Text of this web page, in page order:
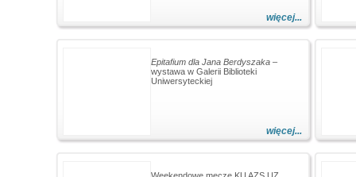
więcej...
więcej...
Epitafium dla Jana Berdyszaka –
wystawa w Galerii Biblioteki
Uniwersyteckiej